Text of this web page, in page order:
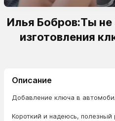
Илья Бобров:Ты
изготовления
Описание
Добавление ключа в
Короткий и надеюсь, полезный